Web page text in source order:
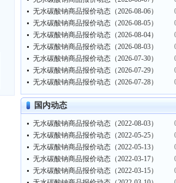
无水碳酸钠商品报价动态（2026-08-06）
无水碳酸钠商品报价动态（2026-08-05）
无水碳酸钠商品报价动态（2026-08-04）
无水碳酸钠商品报价动态（2026-08-03）
无水碳酸钠商品报价动态（2026-07-30）
无水碳酸钠商品报价动态（2026-07-29）
无水碳酸钠商品报价动态（2026-07-28）
国内动态
无水碳酸钠商品报价动态（2022-08-03）
无水碳酸钠商品报价动态（2022-05-25）
无水碳酸钠商品报价动态（2022-05-13）
无水碳酸钠商品报价动态（2022-03-17）
无水碳酸钠商品报价动态（2022-03-15）